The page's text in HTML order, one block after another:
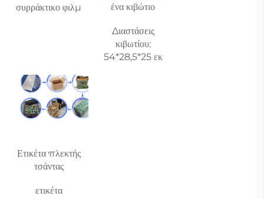
συρράκτικο φιλμ
ένα κιβώτιο
Διαστάσεις
κιβωτίου:
54*28,5*25 εκ
Ετικέτα πλεκτής
τσάντας
ετικέτα